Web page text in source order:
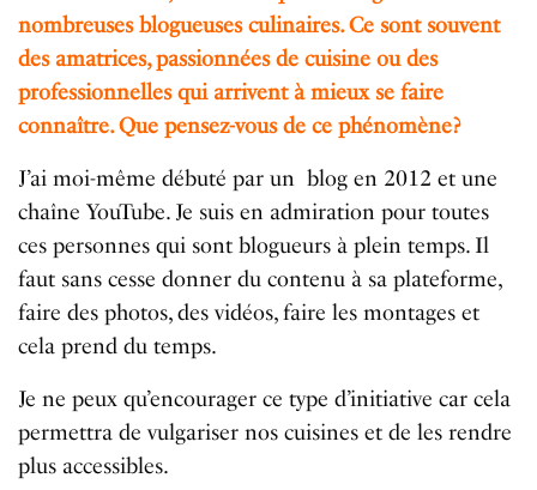
nombreuses blogueuses culinaires. Ce sont souvent
des amatrices, passionnées de cuisine ou des
professionnelles qui arrivent à mieux se faire
connaître. Que pensez-vous de ce phénomène?
J’ai moi-même débuté par un blog en 2012 et une
chaîne YouTube. Je suis en admiration pour toutes
ces personnes qui sont blogueurs à plein temps. Il
faut sans cesse donner du contenu à sa plateforme,
faire des photos, des vidéos, faire les montages et
cela prend du temps.
Je ne peux qu’encourager ce type d’initiative car cela
permettra de vulgariser nos cuisines et de les rendre
plus accessibles.